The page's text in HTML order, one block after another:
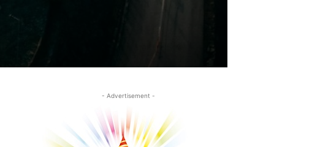
- Advertisement -